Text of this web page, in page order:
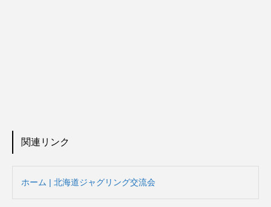
関連リンク
ホーム | 北海道ジャグリング交流会